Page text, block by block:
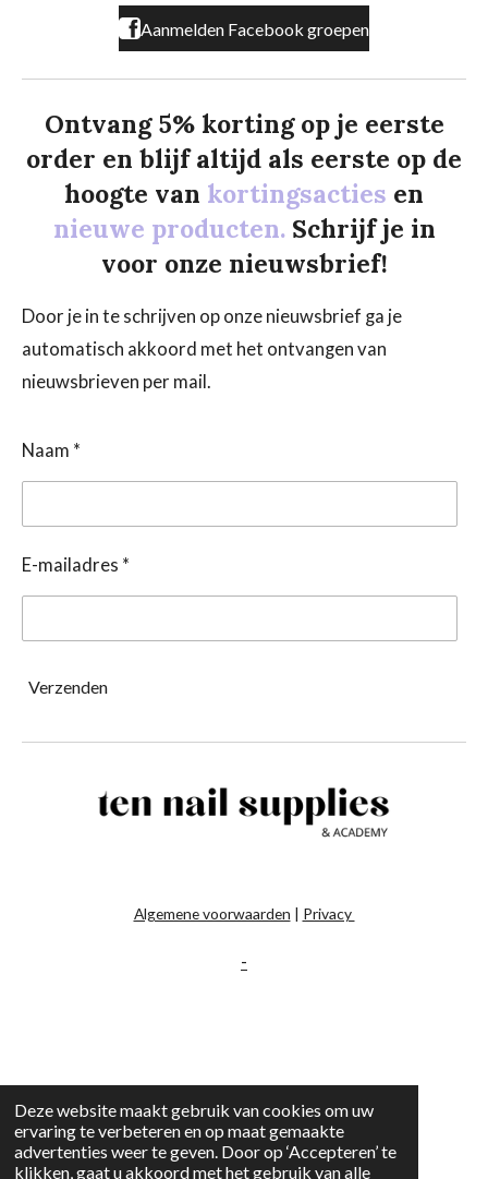
Deze website maakt gebruik van cookies om uw
ervaring te verbeteren en op maat gemaakte
advertenties weer te geven. Door op ‘Accepteren’ te
klikken, gaat u akkoord met het gebruik van alle
Aanmelden Facebook groepen
Ontvang 5% korting op je eerste
order en blijf altijd als eerste op de
hoogte van kortingsacties en
nieuwe producten. Schrijf je in
voor onze nieuwsbrief!
Door je in te schrijven op onze nieuwsbrief ga je
automatisch akkoord met het ontvangen van
nieuwsbrieven per mail.
Naam *
E-mailadres *
Verzenden
Algemene voorwaarden | Privacy
-